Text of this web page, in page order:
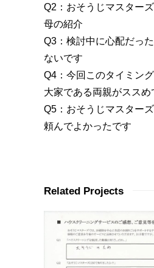
Q2：おそうじマスター
母の紹介
Q3：検討中に心配だっ
ないです
Q4：今回このタイミン
大家である両親がススめ
Q5：おそうじマスター
頼んでよかったです
Related Projects